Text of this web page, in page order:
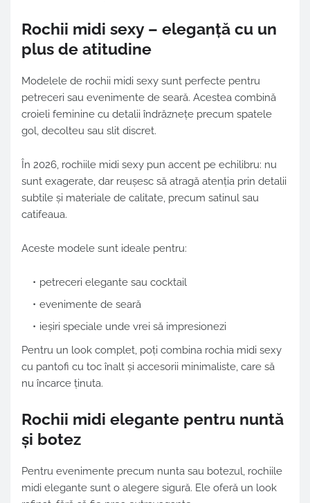
Rochii midi sexy – eleganță cu un
plus de atitudine
Modelele de rochii midi sexy sunt perfecte pentru
petreceri sau evenimente de seară. Acestea combină
croieli feminine cu detalii îndrăznețe precum spatele
gol, decolteu sau slit discret.
În 2026, rochiile midi sexy pun accent pe echilibru: nu
sunt exagerate, dar reușesc să atragă atenția prin detalii
subtile și materiale de calitate, precum satinul sau
catifeaua.
Aceste modele sunt ideale pentru:
petreceri elegante sau cocktail
evenimente de seară
ieșiri speciale unde vrei să impresionezi
Pentru un look complet, poți combina rochia midi sexy
cu pantofi cu toc înalt și accesorii minimaliste, care să
nu încarce ținuta.
Rochii midi elegante pentru nuntă
și botez
Pentru evenimente precum nunta sau botezul, rochiile
midi elegante sunt o alegere sigură. Ele oferă un look